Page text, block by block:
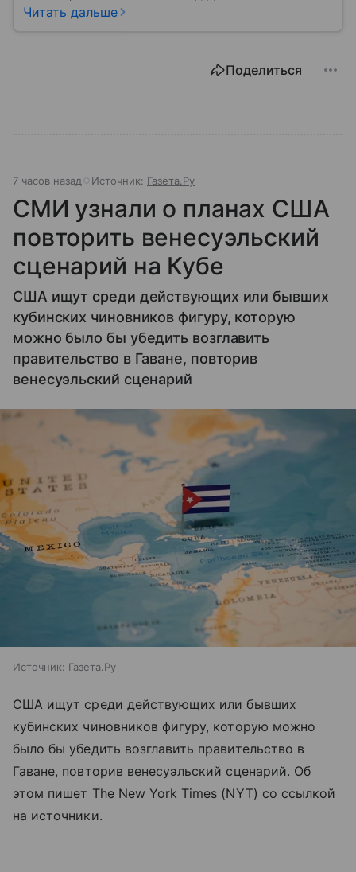
значении молитв — в нашем материале.
Читать дальше
Поделиться
7 часов назад Источник: Газета.Ру
СМИ узнали о планах США
повторить венесуэльский
сценарий на Кубе
США ищут среди действующих или бывших
кубинских чиновников фигуру, которую
можно было бы убедить возглавить
правительство в Гаване, повторив
венесуэльский сценарий
Источник: Газета.Ру
США ищут среди действующих или бывших
кубинских чиновников фигуру, которую можно
было бы убедить возглавить правительство в
Гаване, повторив венесуэльский сценарий. Об
этом пишет The New York Times (NYT) со ссылкой
на источники.